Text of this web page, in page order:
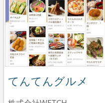
てんてんグルメ